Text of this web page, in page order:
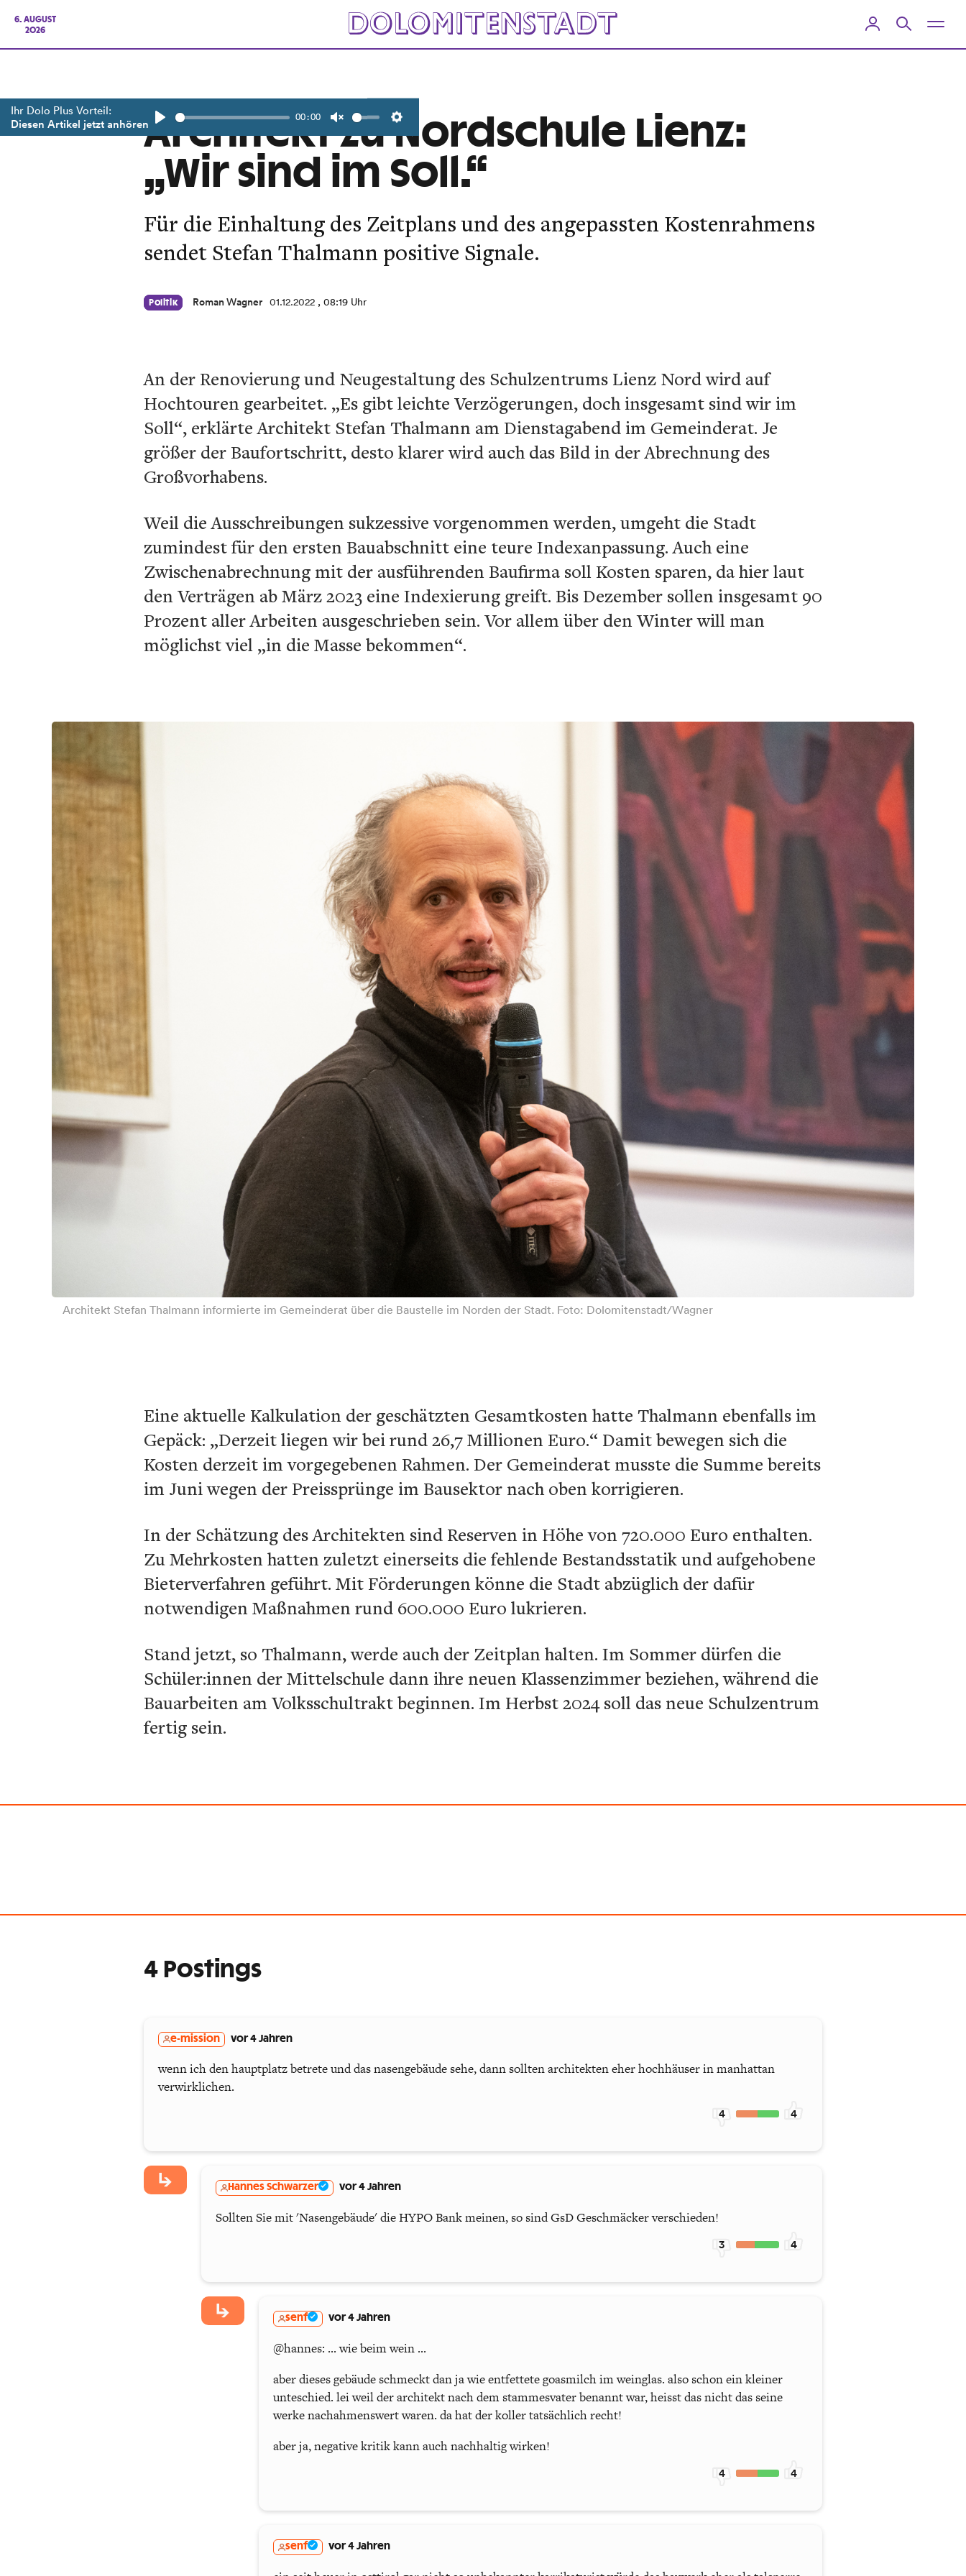
6. AUGUST
2026
Ihr Dolo Plus Vorteil:
Diesen Artikel jetzt anhören 00:00
Settings
Architekt zu Nordschule Lienz:
„Wir sind im Soll.“
Für die Einhaltung des Zeitplans und des angepassten Kostenrahmens
sendet Stefan Thalmann positive Signale.
Politik Roman Wagner 01.12.2022 , 08:19 Uhr
An der Renovierung und Neugestaltung des Schulzentrums Lienz Nord wird auf
Hochtouren gearbeitet. „Es gibt leichte Verzögerungen, doch insgesamt sind wir im
Soll“, erklärte Architekt Stefan Thalmann am Dienstagabend im Gemeinderat. Je
größer der Baufortschritt, desto klarer wird auch das Bild in der Abrechnung des
Großvorhabens.
Weil die Ausschreibungen sukzessive vorgenommen werden, umgeht die Stadt
zumindest für den ersten Bauabschnitt eine teure Indexanpassung. Auch eine
Zwischenabrechnung mit der ausführenden Baufirma soll Kosten sparen, da hier laut
den Verträgen ab März 2023 eine Indexierung greift. Bis Dezember sollen insgesamt 90
Prozent aller Arbeiten ausgeschrieben sein. Vor allem über den Winter will man
möglichst viel „in die Masse bekommen“.
Architekt Stefan Thalmann informierte im Gemeinderat über die Baustelle im Norden der Stadt. Foto: Dolomitenstadt/Wagner
Eine aktuelle Kalkulation der geschätzten Gesamtkosten hatte Thalmann ebenfalls im
Gepäck: „Derzeit liegen wir bei rund 26,7 Millionen Euro.“ Damit bewegen sich die
Kosten derzeit im vorgegebenen Rahmen. Der Gemeinderat musste die Summe bereits
im Juni wegen der Preissprünge im Bausektor nach oben korrigieren.
In der Schätzung des Architekten sind Reserven in Höhe von 720.000 Euro enthalten.
Zu Mehrkosten hatten zuletzt einerseits die fehlende Bestandsstatik und aufgehobene
Bieterverfahren geführt. Mit Förderungen könne die Stadt abzüglich der dafür
notwendigen Maßnahmen rund 600.000 Euro lukrieren.
Stand jetzt, so Thalmann, werde auch der Zeitplan halten. Im Sommer dürfen die
Schüler:innen der Mittelschule dann ihre neuen Klassenzimmer beziehen, während die
Bauarbeiten am Volksschultrakt beginnen. Im Herbst 2024 soll das neue Schulzentrum
fertig sein.
4 Postings
e-mission vor 4 Jahren
wenn ich den hauptplatz betrete und das nasengebäude sehe, dann sollten architekten eher hochhäuser in manhattan
verwirklichen.
4 4
Hannes Schwarzer vor 4 Jahren
Sollten Sie mit 'Nasengebäude' die HYPO Bank meinen, so sind GsD Geschmäcker verschieden!
3 4
senf vor 4 Jahren
@hannes: ... wie beim wein ...
aber dieses gebäude schmeckt dan ja wie entfettete goasmilch im weinglas. also schon ein kleiner
unteschied. lei weil der architekt nach dem stammesvater benannt war, heisst das nicht das seine
werke nachahmenswert waren. da hat der koller tatsächlich recht!
aber ja, negative kritik kann auch nachhaltig wirken!
4 4
senf vor 4 Jahren